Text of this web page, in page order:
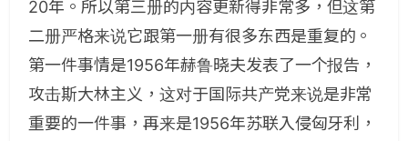
20年。所以第三册的内容更新得非常多，但这第
二册严格来说它跟第一册有很多东西是重复的。
第一件事情是1956年赫鲁晓夫发表了一个报告，
攻击斯大林主义，这对于国际共产党来说是非常
重要的一件事，再来是1956年苏联入侵匈牙利，